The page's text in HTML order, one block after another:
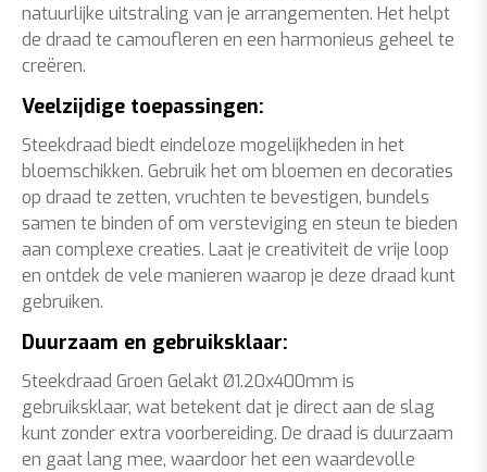
natuurlijke uitstraling van je arrangementen. Het helpt
de draad te camoufleren en een harmonieus geheel te
creëren.
Veelzijdige toepassingen:
Steekdraad biedt eindeloze mogelijkheden in het
bloemschikken. Gebruik het om bloemen en decoraties
op draad te zetten, vruchten te bevestigen, bundels
samen te binden of om versteviging en steun te bieden
aan complexe creaties. Laat je creativiteit de vrije loop
en ontdek de vele manieren waarop je deze draad kunt
gebruiken.
Duurzaam en gebruiksklaar:
Steekdraad Groen Gelakt Ø1.20x400mm is
gebruiksklaar, wat betekent dat je direct aan de slag
kunt zonder extra voorbereiding. De draad is duurzaam
en gaat lang mee, waardoor het een waardevolle